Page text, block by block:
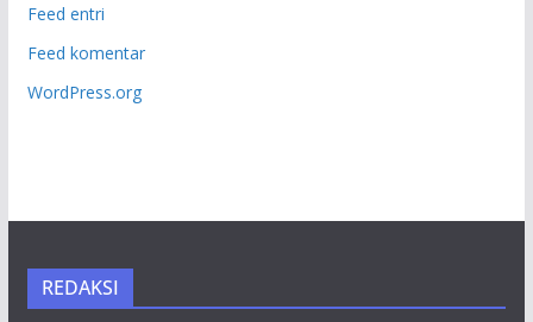
Feed entri
Feed komentar
WordPress.org
REDAKSI